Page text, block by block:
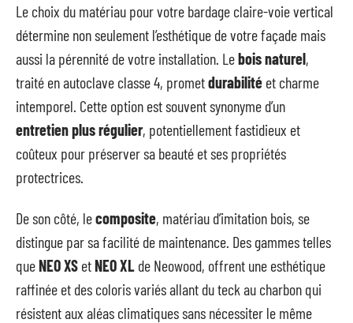
Le choix du matériau pour votre bardage claire-voie vertical
détermine non seulement l’esthétique de votre façade mais
aussi la pérennité de votre installation. Lebois naturel,
traité en autoclave classe 4, prometdurabilité et charme
intemporel. Cette option est souvent synonyme d’un
entretien plus régulier, potentiellement fastidieux et
coûteux pour préserver sa beauté et ses propriétés
protectrices.
De son côté, lecomposite, matériau d’imitation bois, se
distingue par sa facilité de maintenance. Des gammes telles
queNEO XS etNEO XL de Neowood, offrent une esthétique
raffinée et des coloris variés allant du teck au charbon qui
résistent aux aléas climatiques sans nécessiter le même